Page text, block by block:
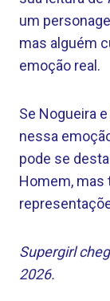
um
mas alguém
emoção real.
Se Nogueira
nessa
pode se
Homem, mas
Supergirl
2026.